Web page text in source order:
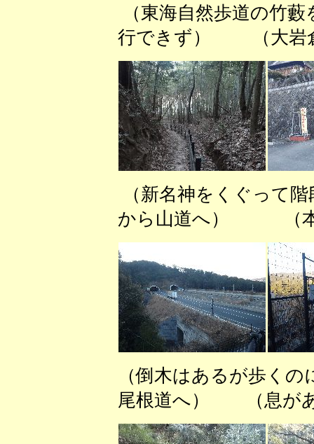
（東海自然歩道の竹
行できず） （大岩
（新名神をくぐって
から山道へ） （本
（倒木はあるが歩く
尾根道へ） （息があ